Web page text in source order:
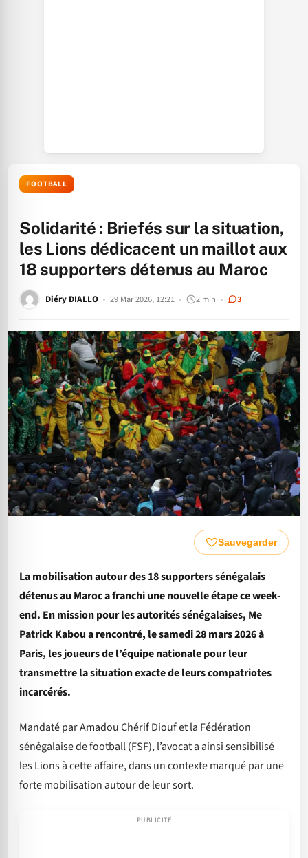
FOOTBALL
Solidarité : Briefés sur la situation,
les Lions dédicacent un maillot aux
18 supporters détenus au Maroc
Diéry DIALLO 29 Mar 2026, 12:21 2 min 3
Sauvegarder
La mobilisation autour des 18 supporters sénégalais
détenus au Maroc a franchi une nouvelle étape ce week-
end. En mission pour les autorités sénégalaises, Me
Patrick Kabou a rencontré, le samedi 28 mars 2026 à
Paris, les joueurs de l’équipe nationale pour leur
transmettre la situation exacte de leurs compatriotes
incarcérés.
Mandaté par Amadou Chérif Diouf et la Fédération
sénégalaise de football (FSF), l’avocat a ainsi sensibilisé
les Lions à cette affaire, dans un contexte marqué par une
forte mobilisation autour de leur sort.